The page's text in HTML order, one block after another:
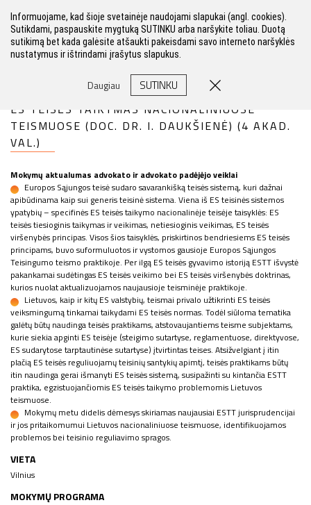
ES TEISĖS TAIKYMAS NACIONALINIUOSE
TEISMUOSE (DOC. DR. I. DAUKŠIENĖ) (4 AKAD.
VAL.)
Mokymų aktualumas advokato ir advokato padėjėjo veiklai
Europos Sąjungos teisė sudaro savarankišką teisės sistemą, kuri dažnai
apibūdinama kaip sui generis teisinė sistema. Viena iš ES teisinės sistemos
ypatybių – specifinės ES teisės taikymo nacionalinėje teisėje taisyklės: ES
teisės tiesioginis taikymas ir veikimas, netiesioginis veikimas, ES teisės
viršenybės principas. Visos šios taisyklės, priskirtinos bendriesiems ES teisės
principams, buvo suformuluotos ir vystomos gausioje Europos Sąjungos
Teisingumo teismo praktikoje. Per ilgą ES teisės gyvavimo istoriją ESTT išvystė
pakankamai sudėtingas ES teisės veikimo bei ES teisės viršenybės doktrinas,
kurios nuolat aktualizuojamos naujausioje teisminėje praktikoje.
Lietuvos, kaip ir kitų ES valstybių, teismai privalo užtikrinti ES teisės
veiksmingumą tinkamai taikydami ES teisės normas. Todėl siūloma tematika
galėtų būtų naudinga teisės praktikams, atstovaujantiems teisme subjektams,
kurie siekia apginti ES teisėje (steigimo sutartyse, reglamentuose, direktyvose,
ES sudarytose tarptautinėse sutartyse) įtvirtintas teises. Atsižvelgiant į itin
plačią ES teisės reguliuojamų teisinių santykių apimtį, teisės praktikams būtų
itin naudinga gerai išmanyti ES teisės sistemą, susipažinti su kintančia ESTT
praktika, egzistuojančiomis ES teisės taikymo problemomis Lietuvos
teismuose.
Mokymų metu didelis dėmesys skiriamas naujausiai ESTT jurisprudencijai
ir jos pritaikomumui Lietuvos nacionaliniuose teismuose, identifikuojamos
problemos bei teisinio reguliavimo spragos.
VIETA
Vilnius
MOKYMŲ PROGRAMA
Informuojame, kad šioje svetainėje naudojami slapukai (angl. cookies).
Sutikdami, paspauskite mygtuką SUTINKU arba naršykite toliau. Duotą
sutikimą bet kada galėsite atšaukti pakeisdami savo interneto naršyklės
nustatymus ir ištrindami įrašytus slapukus.
Daugiau SUTINKU